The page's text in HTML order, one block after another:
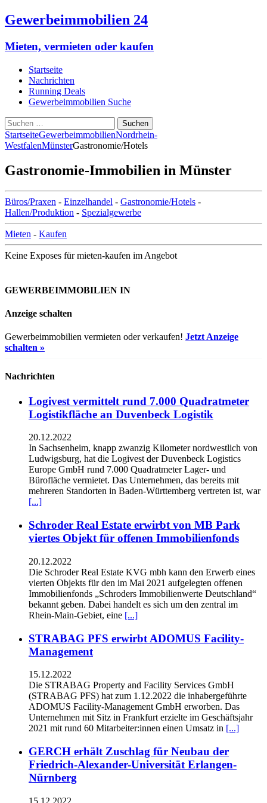
Gewerbeimmobilien 24
Mieten, vermieten oder kaufen
Startseite
Nachrichten
Running Deals
Gewerbeimmobilien Suche
Suchen
nach:
StartseiteGewerbeimmobilienNordrhein-
WestfalenMünsterGastronomie/Hotels
Gastronomie-Immobilien in Münster
Büros/Praxen - Einzelhandel - Gastronomie/Hotels -
Hallen/Produktion - Spezialgewerbe
Mieten - Kaufen
Keine Exposes für mieten-kaufen im Angebot
GEWERBEIMMOBILIEN IN
Anzeige schalten
Gewerbeimmobilien vermieten oder verkaufen! Jetzt Anzeige
schalten »
Nachrichten
Logivest vermittelt rund 7.000 Quadratmeter
Logistikfläche an Duvenbeck Logistik
20.12.2022
In Sachsenheim, knapp zwanzig Kilometer nordwestlich von
Ludwigsburg, hat die Logivest der Duvenbeck Logistics
Europe GmbH rund 7.000 Quadratmeter Lager- und
Bürofläche vermietet. Das Unternehmen, das bereits mit
mehreren Standorten in Baden-Württemberg vertreten ist, war
[...]
Schroder Real Estate erwirbt von MB Park
viertes Objekt für offenen Immobilienfonds
20.12.2022
Die Schroder Real Estate KVG mbh kann den Erwerb eines
vierten Objekts für den im Mai 2021 aufgelegten offenen
Immobilienfonds „Schroders Immobilienwerte Deutschland“
bekannt geben. Dabei handelt es sich um den zentral im
Rhein-Main-Gebiet, eine [...]
STRABAG PFS erwirbt ADOMUS Facility-
Management
15.12.2022
Die STRABAG Property and Facility Services GmbH
(STRABAG PFS) hat zum 1.12.2022 die inhabergeführte
ADOMUS Facility-Management GmbH erworben. Das
Unternehmen mit Sitz in Frankfurt erzielte im Geschäftsjahr
2021 mit rund 60 Mitarbeiter:innen einen Umsatz in [...]
GERCH erhält Zuschlag für Neubau der
Friedrich-Alexander-Universität Erlangen-
Nürnberg
15.12.2022